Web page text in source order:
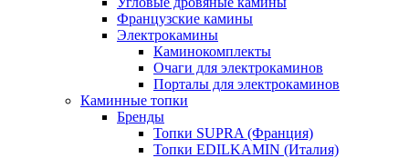
Французские камины
Электрокамины
Каминокомплекты
Очаги для электрокаминов
Порталы для электрокаминов
Каминные топки
Бренды
Топки SUPRA (Франция)
Топки EDILKAMIN (Италия)